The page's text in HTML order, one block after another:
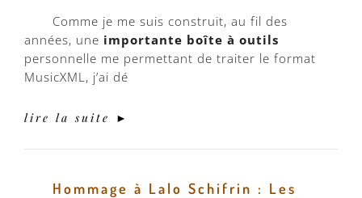
Comme je me suis construit, au fil des
années, une importante boîte à outils
personnelle me permettant de traiter le format
MusicXML, j’ai dé
lire la suite ►
Hommage à Lalo Schifrin : Les